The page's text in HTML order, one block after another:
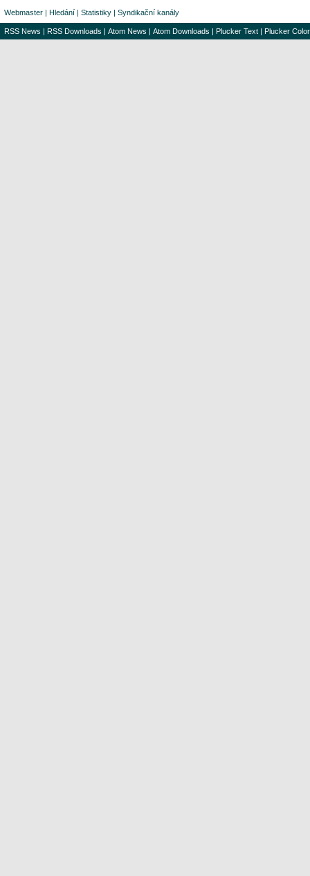
Webmaster | Hledání | Statistiky | Syndikační kanály
RSS News | RSS Downloads | Atom News | Atom Downloads | Plucker Text | Plucker Color